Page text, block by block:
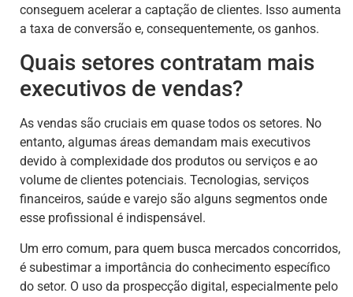
conseguem acelerar a captação de clientes. Isso aumenta
a taxa de conversão e, consequentemente, os ganhos.
Quais setores contratam mais
executivos de vendas?
As vendas são cruciais em quase todos os setores. No
entanto, algumas áreas demandam mais executivos
devido à complexidade dos produtos ou serviços e ao
volume de clientes potenciais. Tecnologias, serviços
financeiros, saúde e varejo são alguns segmentos onde
esse profissional é indispensável.
Um erro comum, para quem busca mercados concorridos,
é subestimar a importância do conhecimento específico
do setor. O uso da prospecção digital, especialmente pelo